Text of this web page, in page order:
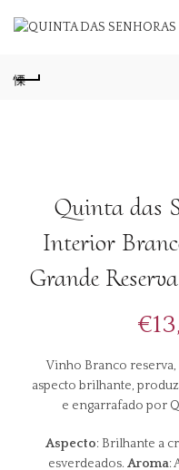
Quinta das
Interior
Grande
€
Vinho Branco
aspecto brilhante,
e engarrafado por
Aspecto: Brilhante a
esverdeados. Aroma: